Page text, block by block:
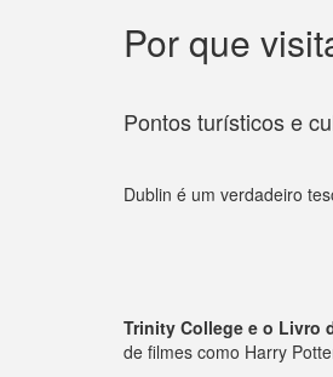
Por que
Pontos turísticos e
Dublin é um verdadeiro
Trinity College e o Livro
de filmes como Harry